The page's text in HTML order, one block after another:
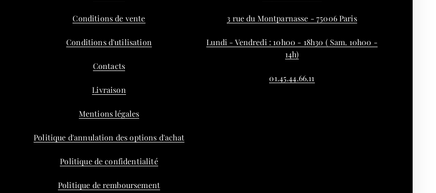
Conditions de vente
Conditions d'utilisation
Contacts
Livraison
Mentions légales
Politique d'annulation des options d'achat
Politique de confidentialité
Politique de remboursement
3 rue du Montparnasse - 75006 Paris
Lundi - Vendredi : 10h00 - 18h30 ( Sam. 10h00 -
14h)
01.45.44.66.11